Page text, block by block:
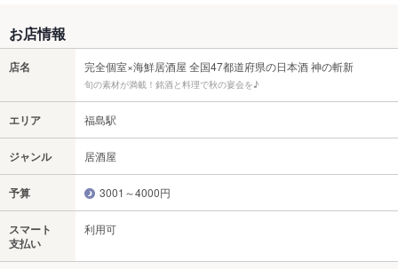
お店情報
店名 完全個室×海鮮居酒屋 全国47都道府県の日本酒 神の斬新
旬の素材が満載！銘酒と料理で秋の宴会を♪
エリア 福島駅
ジャンル 居酒屋
予算 3001～4000円
スマート
支払い
利用可